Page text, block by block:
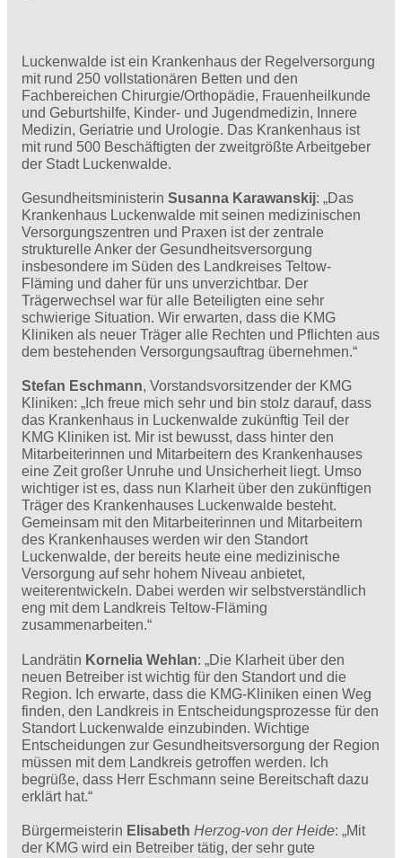
Luckenwalde ist ein Krankenhaus der Regelversorgung
mit rund 250 vollstationären Betten und den
Fachbereichen Chirurgie/Orthopädie, Frauenheilkunde
und Geburtshilfe, Kinder- und Jugendmedizin, Innere
Medizin, Geriatrie und Urologie. Das Krankenhaus ist
mit rund 500 Beschäftigten der zweitgrößte Arbeitgeber
der Stadt Luckenwalde.
Gesundheitsministerin Susanna Karawanskij: „Das
Krankenhaus Luckenwalde mit seinen medizinischen
Versorgungszentren und Praxen ist der zentrale
strukturelle Anker der Gesundheitsversorgung
insbesondere im Süden des Landkreises Teltow-
Fläming und daher für uns unverzichtbar. Der
Trägerwechsel war für alle Beteiligten eine sehr
schwierige Situation. Wir erwarten, dass die KMG
Kliniken als neuer Träger alle Rechten und Pflichten aus
dem bestehenden Versorgungsauftrag übernehmen.“
Stefan Eschmann, Vorstandsvorsitzender der KMG
Kliniken: „Ich freue mich sehr und bin stolz darauf, dass
das Krankenhaus in Luckenwalde zukünftig Teil der
KMG Kliniken ist. Mir ist bewusst, dass hinter den
Mitarbeiterinnen und Mitarbeitern des Krankenhauses
eine Zeit großer Unruhe und Unsicherheit liegt. Umso
wichtiger ist es, dass nun Klarheit über den zukünftigen
Träger des Krankenhauses Luckenwalde besteht.
Gemeinsam mit den Mitarbeiterinnen und Mitarbeitern
des Krankenhauses werden wir den Standort
Luckenwalde, der bereits heute eine medizinische
Versorgung auf sehr hohem Niveau anbietet,
weiterentwickeln. Dabei werden wir selbstverständlich
eng mit dem Landkreis Teltow-Fläming
zusammenarbeiten.“
Landrätin Kornelia Wehlan: „Die Klarheit über den
neuen Betreiber ist wichtig für den Standort und die
Region. Ich erwarte, dass die KMG-Kliniken einen Weg
finden, den Landkreis in Entscheidungsprozesse für den
Standort Luckenwalde einzubinden. Wichtige
Entscheidungen zur Gesundheitsversorgung der Region
müssen mit dem Landkreis getroffen werden. Ich
begrüße, dass Herr Eschmann seine Bereitschaft dazu
erklärt hat.“
Bürgermeisterin Elisabeth Herzog-von der Heide: „Mit
der KMG wird ein Betreiber tätig, der sehr gute